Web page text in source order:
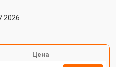
Цена